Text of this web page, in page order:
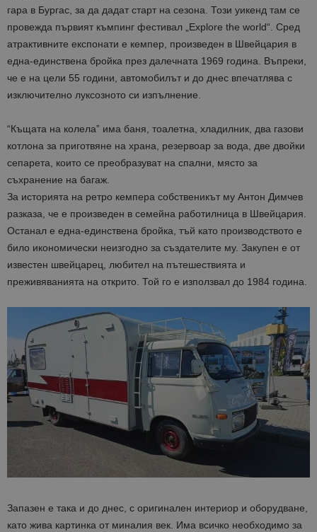
гара в Бургас, за да дадат старт на сезона. Този уикенд там се
провежда първият къмпинг фестивал „Explore the world“. Сред
атрактивните експонати е кемпер, произведен в Швейцария в
една-единствена бройка през далечната 1969 година. Въпреки,
че е на цели 55 години, автомобилът и до днес впечатлява с
изключително луксозното си изпълнение.
“Къщата на колела” има баня, тоалетна, хладилник, два газови
котлона за приготвяне на храна, резервоар за вода, две двойки
сепарета, които се преобразуват на спални, място за
съхранение на багаж.
За историята на ретро кемпера собственикът му Антон Димчев
разказа, че е произведен в семейна работилница в Швейцария.
Останал е една-единствена бройка, тъй като производството е
било икономически неизгодно за създателите му. Закупен е от
известен швейцарец, любител на пътешествията и
преживяванията на открито. Той го е използвал до 1984 година.
Запазен е така и до днес, с оригинален интериор и оборудване,
като жива картинка от миналия век. Има всичко необходимо за